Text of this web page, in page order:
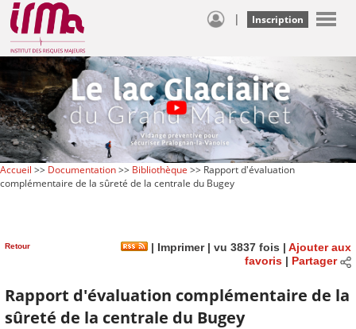
| Inscription
Accueil >> Documentation>> Bibliothèque >> Rapport d'évaluation
complémentaire de la sûreté de la centrale du Bugey
Retour | Imprimer| vu 3837 fois | Ajouter aux
favoris| Partager
Rapport d'évaluation complémentaire de la
sûreté de la centrale du Bugey